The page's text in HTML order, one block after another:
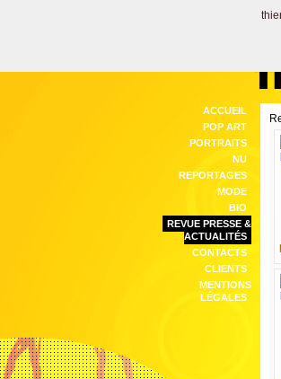
ACCUEIL
POP ART
PORTRAITS
NU
REPORTAGES
MODE
BIO
REVUE PRESSE &
ACTUALITÉS
CONTACTS
CLIENTS
MENTIONS
LÉGALES